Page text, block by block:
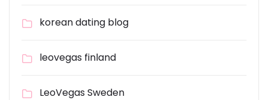
korean dating blog
leovegas finland
LeoVegas Sweden